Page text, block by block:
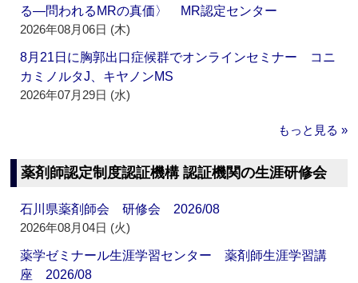
る―問われるMRの真価〉 MR認定センター
2026年08月06日 (木)
8月21日に胸郭出口症候群でオンラインセミナー コニ
カミノルタJ、キヤノンMS
2026年07月29日 (水)
もっと見る »
薬剤師認定制度認証機構 認証機関の生涯研修会
石川県薬剤師会 研修会 2026/08
2026年08月04日 (火)
薬学ゼミナール生涯学習センター 薬剤師生涯学習講
座 2026/08